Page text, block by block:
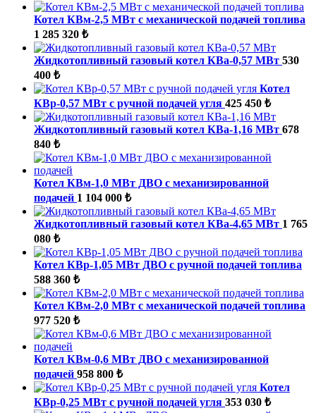
Котел КВм-2,5 МВт с механической подачей топлива
1 285 320 ₺
Жидкотопливный газовый котел КВа-0,57 МВт 530
400 ₺
Котел
КВр-0,57 МВт с ручной подачей угля 425 450 ₺
Жидкотопливный газовый котел КВа-1,16 МВт 678
840 ₺
Котел КВм-1,0 МВт ДВО с механизированной
подачей 1 104 000 ₺
Жидкотопливный газовый котел КВа-4,65 МВт 1 765
080 ₺
Котел КВр-1,05 МВт ДВО с ручной подачей топлива
588 360 ₺
Котел КВм-2,0 МВт с механической подачей топлива
977 520 ₺
Котел КВм-0,6 МВт ДВО с механизированной
подачей 958 800 ₺
Котел
КВр-0,25 МВт с ручной подачей угля 353 030 ₺